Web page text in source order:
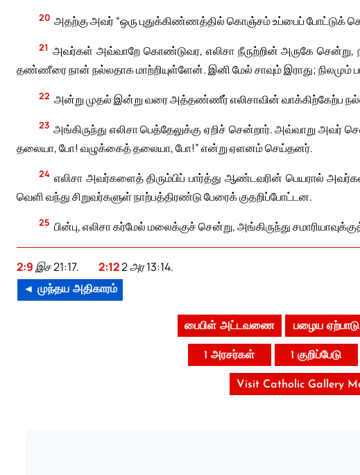
20 அதற்கு அவர் “ஒரு புதுக்கிண்ணத்தில் கொஞ்சம் உப்பைப் போட்டுக்
21 அவர்கள் அவ்வாறே கொண்டுவர, எலிசா நீருற்றின் அருகே
தண்ணீரை நான் நல்லதாக மாற்றியுள்ளேன். இனி மேல் சாவும் இராது; நிலமும்
22 அன்று முதல் இன்று வரை அத்தண்ணீர் எலிசாவின் வாக்கிற்கேற்ப
23 அங்கிருந்து எலிசா பெத்தேலுக்கு ஏறிச் சென்றார். அவ்வாறு அவர்
தலையா, போ! வழுக்கைத் தலையா, போ!” என்று ஏளனம் செய்தனர்.
24 எலிசா அவர்களைத் திரும்பிப் பார்த்து ஆண்டவரின் பெயரால்
வெளி வந்து சிறுவர்களுள் நாற்பத்திரண்டு பேரைக் குதறிப்போட்டன.
25 பின்பு, எலிசா கர்மேல் மலைக்குச் சென்று, அங்கிருந்து
2:9இச 21:17. 2:122 அர 13:14.
◄ முந்தய அதிகாரம்
பைபிள் அட்டவணை பழைய ஏற்பாடு
1 அரசர்கள் 1 குறிப்பேடு
Visit Catholic Gallery